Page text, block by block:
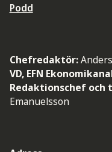
Podd
Chefredaktör:
VD, EFN
Redaktionschef
Emanuelsson